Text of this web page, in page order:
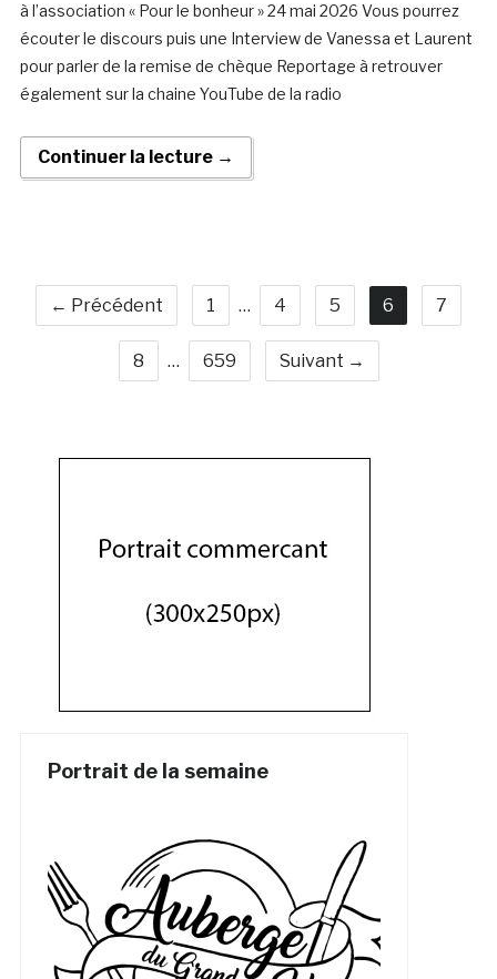
à l’association « Pour le bonheur » 24 mai 2026 Vous pourrez
écouter le discours puis une Interview de Vanessa et Laurent
pour parler de la remise de chèque Reportage à retrouver
également sur la chaine YouTube de la radio
Continuer la lecture →
← Précédent 1 … 4 5 6 7
8 … 659 Suivant →
Portrait de la semaine